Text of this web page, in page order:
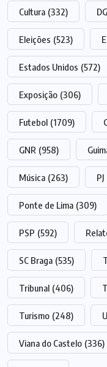
Cultura (332)
Eleições (523)
Estados Unidos (572)
Exposição (306)
Futebol (1709)
GNR (958)
Música (263) PJ
Ponte de Lima (309)
PSP (592)
SC Braga (535)
Tribunal (406)
Turismo (248)
Viana do Castelo (336)